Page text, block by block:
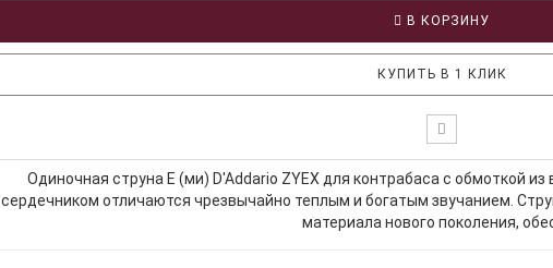
В КОРЗИНУ
КУПИТЬ В 1 КЛИК
Одиночная струна E (ми) D'Addario ZYEX для контрабаса с обмоткой
сердечником отличаются чрезвычайно теплым и богатым звучанием.
материала нового поколения,